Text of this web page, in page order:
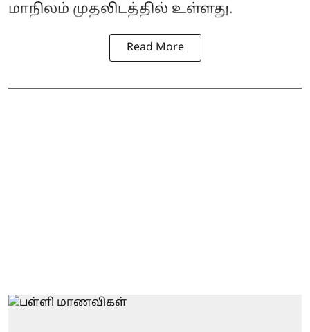
மாநிலம் முதலிடத்தில் உள்ளது.
Read More